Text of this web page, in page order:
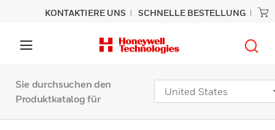
KONTAKTIERE UNS SCHNELLE BESTELLUNG
Sie durchsuchen den
Produktkatalog für